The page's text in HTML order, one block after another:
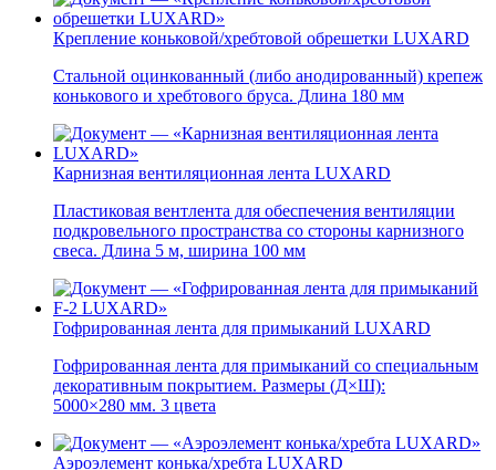
Крепление коньковой/хребтовой обрешетки LUXARD
Стальной оцинкованный (либо анодированный) крепеж
конькового и хребтового бруса. Длина 180 мм
Карнизная вентиляционная лента LUXARD
Пластиковая вентлента для обеспечения вентиляции
подкровельного пространства со стороны карнизного
свеса. Длина 5 м, ширина 100 мм
Гофрированная лента для примыканий LUXARD
Гофрированная лента для примыканий со специальным
декоративным покрытием. Размеры (Д×Ш):
5000×280 мм. 3 цвета
Аэроэлемент конька/хребта LUXARD